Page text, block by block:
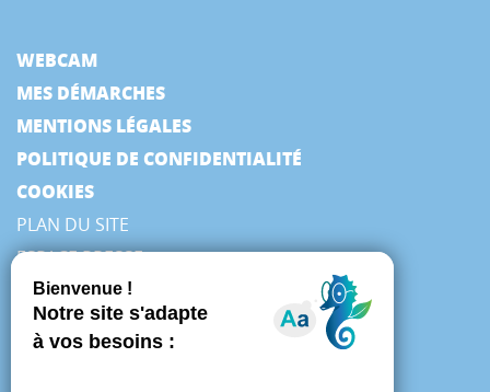
WEBCAM
MES DÉMARCHES
MENTIONS LÉGALES
POLITIQUE DE CONFIDENTIALITÉ
COOKIES
PLAN DU SITE
ESPACE PRESSE